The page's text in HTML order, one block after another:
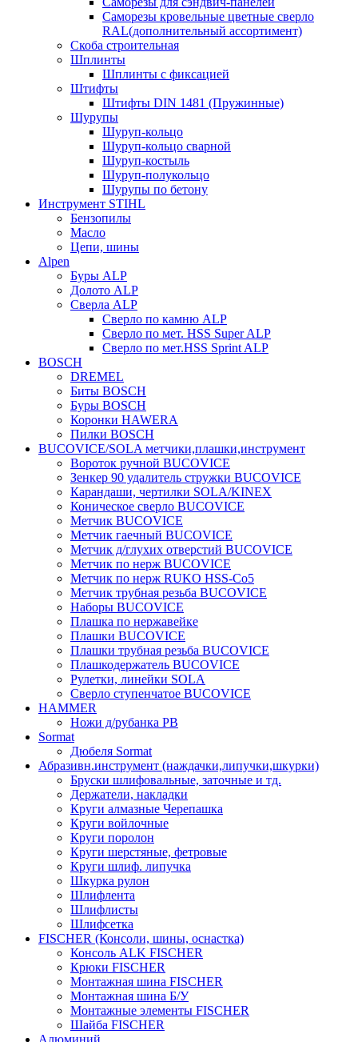
Саморезы кровельные цветные сверло
RAL(дополнительный ассортимент)
Скоба строительная
Шплинты
Шплинты с фиксацией
Штифты
Штифты DIN 1481 (Пружинные)
Шурупы
Шуруп-кольцо
Шуруп-кольцо сварной
Шуруп-костыль
Шуруп-полукольцо
Шурупы по бетону
Инструмент STIHL
Бензопилы
Масло
Цепи, шины
Alpen
Буры ALP
Долото ALP
Сверла ALP
Сверло по камню ALP
Сверло по мет. HSS Super ALP
Сверло по мет.HSS Sprint ALP
BOSCH
DREMEL
Биты BOSCH
Буры BOSCH
Коронки HAWERA
Пилки BOSCH
BUCOVICE/SOLA метчики,плашки,инструмент
Вороток ручной BUCOVICE
Зенкер 90 удалитель стружки BUCOVICE
Карандаши, чертилки SOLA/KINEX
Коническое сверло BUCOVICE
Метчик BUCOVICE
Метчик гаечный BUCOVICE
Метчик д/глухих отверстий BUCOVICE
Метчик по нерж BUCOVICE
Метчик по нерж RUKO HSS-Co5
Метчик трубная резьба BUCOVICE
Наборы BUCOVICE
Плашка по нержавейке
Плашки BUCOVICE
Плашки трубная резьба BUCOVICE
Плашкодержатель BUCOVICE
Рулетки, линейки SOLA
Сверло ступенчатое BUCOVICE
HAMMER
Ножи д/рубанка РВ
Sormat
Дюбеля Sormat
Абразивн.инструмент (наждачки,липучки,шкурки)
Бруски шлифовальные, заточные и тд.
Держатели, накладки
Круги алмазные Черепашка
Круги войлочные
Круги поролон
Круги шерстяные, фетровые
Круги шлиф. липучка
Шкурка рулон
Шлифлента
Шлифлисты
Шлифсетка
FISCHER (Консоли, шины, оснастка)
Консоль ALK FISCHER
Крюки FISCHER
Монтажная шина FISCHER
Монтажная шина Б/У
Монтажные элементы FISCHER
Шайба FISCHER
Алюминий